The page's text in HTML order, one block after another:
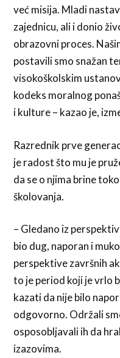
već misija. Mladi
zajednicu, ali i donio
obrazovni proces.
postavili smo snažan
visokoškolskim
kodeks moralnog
i kulture – kazao je,
Razrednik prve
je radost što mu je
da se o njima brine
školovanja.
– Gledano iz
bio dug, naporan i
perspektive završnih
to je period koji je vrlo
kazati da nije bilo
odgovorno. Održali
osposobljavali ih da
izazovima.